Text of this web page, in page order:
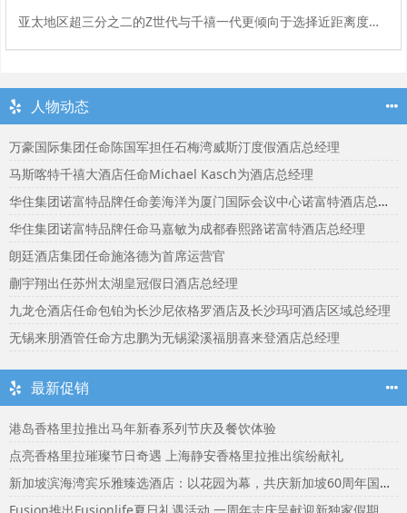
亚太地区超三分之二的Z世代与千禧一代更倾向于选择近距离度假旅行
人物动态
万豪国际集团任命陈国军担任石梅湾威斯汀度假酒店总经理
马斯喀特千禧大酒店任命Michael Kasch为酒店总经理
华住集团诺富特品牌任命姜海洋为厦门国际会议中心诺富特酒店总经理
华住集团诺富特品牌任命马嘉敏为成都春熙路诺富特酒店总经理
朗廷酒店集团任命施洛德为首席运营官
蒯宇翔出任苏州太湖皇冠假日酒店总经理
九龙仓酒店任命包铂为长沙尼依格罗酒店及长沙玛珂酒店区域总经理
无锡来朋酒管任命方忠鹏为无锡梁溪福朋喜来登酒店总经理
最新促销
港岛香格里拉推出马年新春系列节庆及餐饮体验
点亮香格里拉璀璨节日奇遇 上海静安香格里拉推出缤纷献礼
新加坡滨海湾宾乐雅臻选酒店：以花园为幕，共庆新加坡60周年国庆盛宴